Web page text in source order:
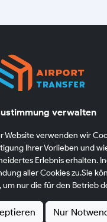
verwalten
Website verwenden wir
Ihrer Vorlieben und
Erlebnis erhalten.
aller Cookies zu.Sie
um nur die für den Betrieb
Nur
organisieren Ihre Fahrt
und flexibel.
betreut begleiten
zur Ankunft.